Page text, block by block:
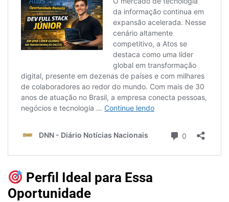
Perfil Ideal para Essa
Oportunidade